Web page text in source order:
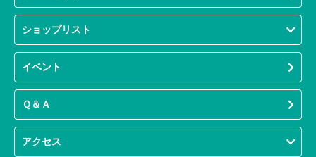
ショップリスト
イベント
Ｑ＆Ａ
アクセス